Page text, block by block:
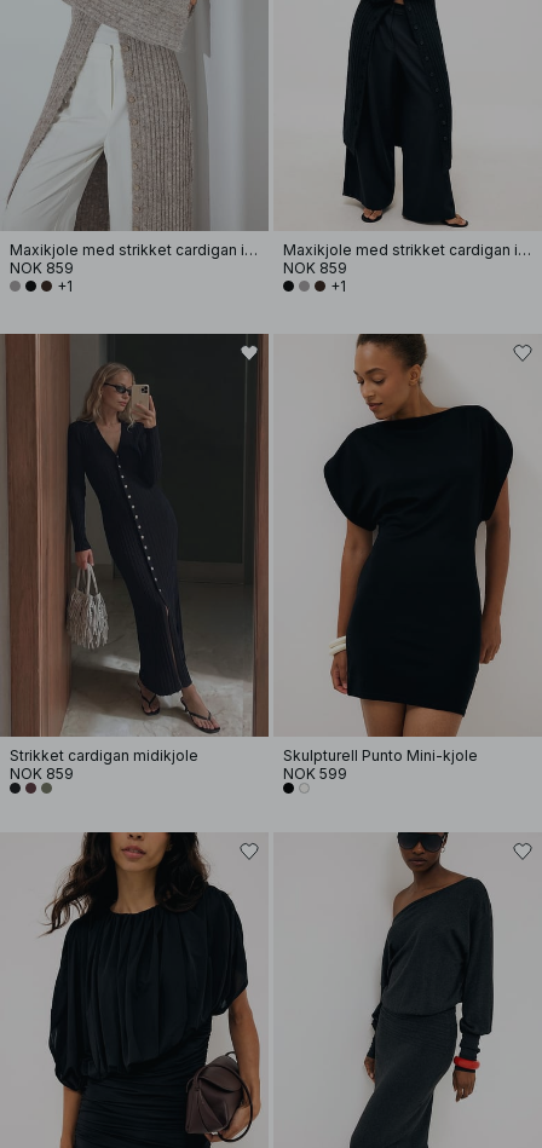
Maxikjole med strikket cardigan i ullblanding
NOK 859
+1
Maxikjole med strikket cardigan i ullblanding
NOK 859
+1
Strikket cardigan midikjole
NOK 859
Skulpturell Punto Mini-kjole
NOK 599